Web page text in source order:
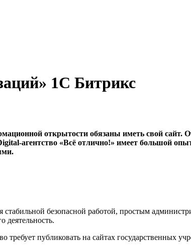
1С Битрикс
открытости обязаны иметь свой сайт.
агентство «Всё отлично!» имеет большой
безопасной работой, простым
деятельность.
публиковать на сайтах государственных